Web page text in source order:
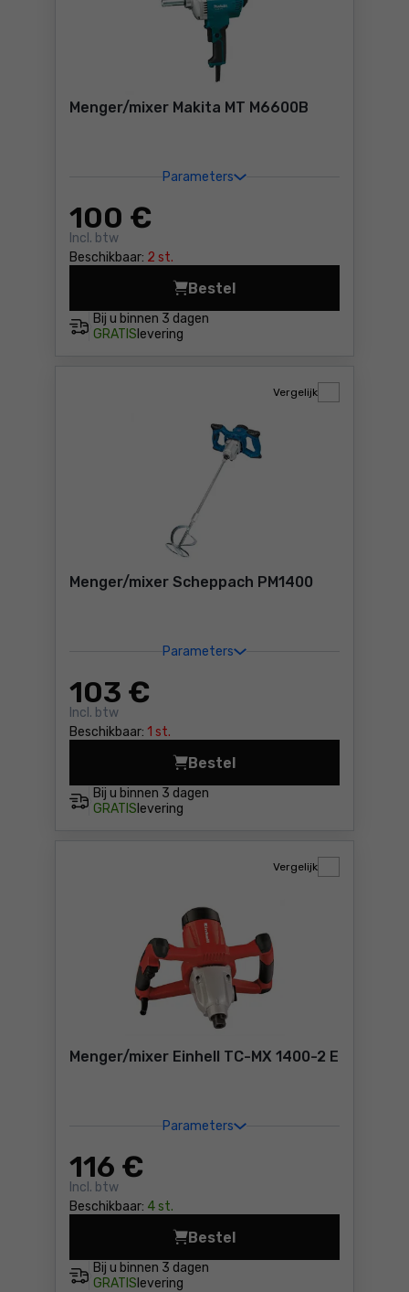
Menger/mixer Makita MT M6600B
Parameters
100 €
Incl. btw
Beschikbaar: 2 st.
Bij u binnen 3 dagen
GRATIS levering
Bestel
Menger/mixer Makita MT
Menger/mixer Scheppach PM1400
Parameters
103 €
Incl. btw
Beschikbaar: 1 st.
Vergelijk
Bij u binnen 3 dagen
GRATIS levering
Bestel
Menger/mixer Scheppach
Menger/mixer Einhell TC-MX 1400-2 E
Parameters
116 €
Incl. btw
Beschikbaar: 4 st.
Vergelijk
Bij u binnen 3 dagen
GRATIS levering
Bestel
Menger/mixer Einhell TC-